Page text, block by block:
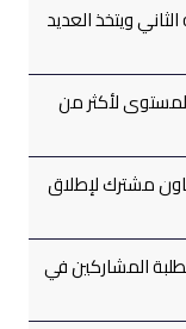
ويتخذ العديد
لأكثر من
مشترك لإطلاق
المشاركين في